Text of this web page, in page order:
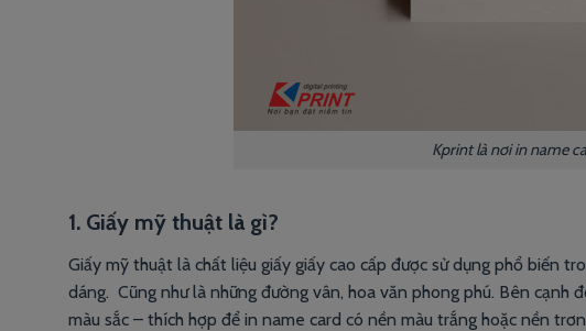
Kprint là nơi in name
1. Giấy mỹ thuật là gì?
Giấy mỹ thuật là chất liệu giấy giấy cao cấp được sử dụng phổ biến
dáng. Cũng như là những đường vân, hoa văn phong phú. Bên cạnh
màu sắc – thích hợp để in name card có nền màu trắng hoặc nền